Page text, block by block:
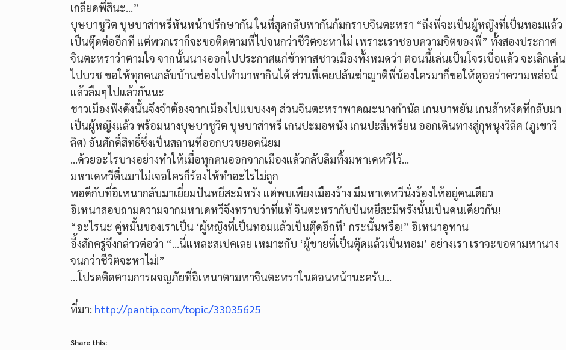
เกลียดพี่สินะ…”
บุษบาชูวิต บุษบาส่าหรีหันหน้าปรึกษากัน ในที่สุดกลับพากันก้มกราบจินตะหรา “ถึงพี่จะเป็นผู้หญิงที่เป็นทอมแล้ว
เป็นตุ๊ดต่ออีกที แต่พวกเราก็จะขอติดตามพี่ไปจนกว่าชีวิตจะหาไม่ เพราะเราชอบความจิตของพี่” ทั้งสองประกาศ
จินตะหราว่าตามใจ จากนั้นนางออกไปประกาศแก่ข้าทาสชาวเมืองทั้งหมดว่า ตอนนี้เล่นเป็นโจรเบื่อแล้ว จะเลิกเล่น
ไปบวช ขอให้ทุกคนกลับบ้านช่องไปทำมาหากินได้ ส่วนที่เคยปล้นฆ่าญาติพี่น้องใครมาก็ขอให้ดูออร่าความหล่อนี้
แล้วลืมๆไปแล้วกันนะ
ชาวเมืองฟังดังนั้นจึงจำต้องจากเมืองไปแบบงงๆ ส่วนจินตะหราพาคณะนางกำนัล เกนบาหยัน เกนส้าหงิดที่กลับมา
เป็นผู้หญิงแล้ว พร้อมนางบุษบาชูวิต บุษบาส่าหรี เกนปะมอหนัง เกนปะสีเหรียน ออกเดินทางสู่กุหนุงวิลิศ (ภูเขาวิ
ลิศ) อันศักดิ์สิทธิ์ซึ่งเป็นสถานที่ออกบวชยอดนิยม
…ด้วยอะไรบางอย่างทำให้เมื่อทุกคนออกจากเมืองแล้วกลับลืมทิ้งมหาเดหวีไว้…
มหาเดหวีตื่นมาไม่เจอใครก็ร้องไห้ทำอะไรไม่ถูก
พอดีกับที่อิเหนากลับมาเยี่ยมปันหยีสะมิหรัง แต่พบเพียงเมืองร้าง มีมหาเดหวีนั่งร้องไห้อยู่คนเดียว
อิเหนาสอบถามความจากมหาเดหวีจึงทราบว่าที่แท้ จินตะหรากับปันหยีสะมิหรังนั้นเป็นคนเดียวกัน!
“อะไรนะ คู่หมั้นของเราเป็น ‘ผู้หญิงที่เป็นทอมแล้วเป็นตุ๊ดอีกที’ กระนั้นหรือ!” อิเหนาอุทาน
อึ้งสักครู่จึงกล่าวต่อว่า “…นี่แหละสเปคเลย เหมาะกับ ‘ผู้ชายที่เป็นตุ๊ดแล้วเป็นทอม’ อย่างเรา เราจะขอตามหานาง
จนกว่าชีวิตจะหาไม่!”
…โปรดติดตามการผจญภัยที่อิเหนาตามหาจินตะหราในตอนหน้านะครับ…
ที่มา: http://pantip.com/topic/33035625
Share this: